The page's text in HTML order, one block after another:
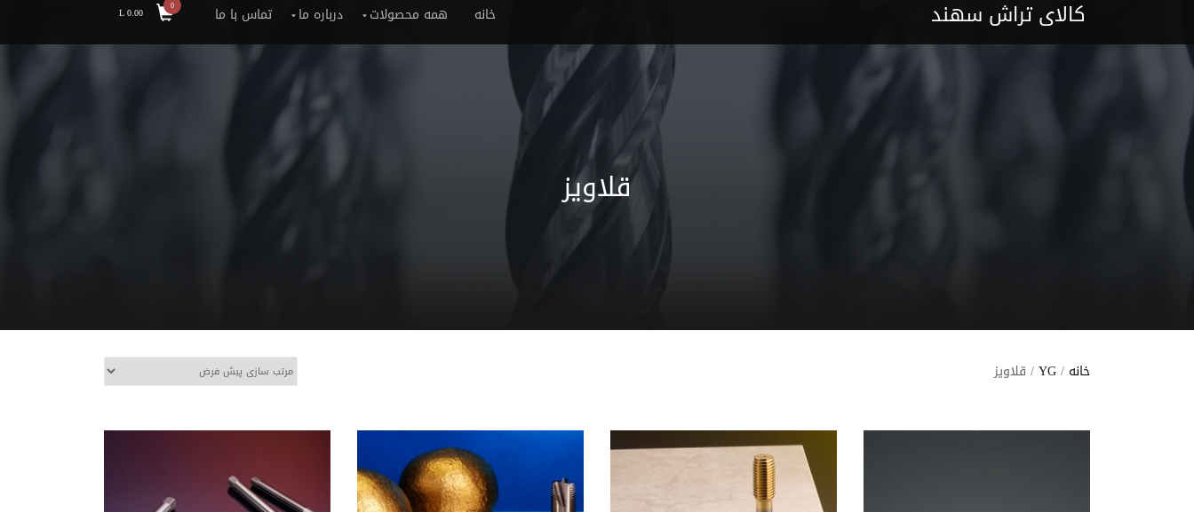
کالای تراش سهند خانه همه محصولات درباره ما تماس با ما 0
0.00
L
قلاویز
خانه /
YG/ قلاویز